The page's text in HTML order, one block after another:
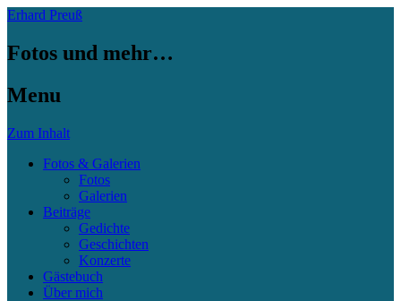
Erhard Preuß
Fotos und mehr…
Menu
Zum Inhalt
Fotos & Galerien
Fotos
Galerien
Beiträge
Gedichte
Geschichten
Konzerte
Gästebuch
Über mich